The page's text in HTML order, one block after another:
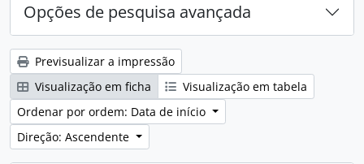
Opções de pesquisa avançada
Previsualizar a impressão
Visualização em ficha
Visualização em tabela
Ordenar por ordem: Data de início
Direção: Ascendente